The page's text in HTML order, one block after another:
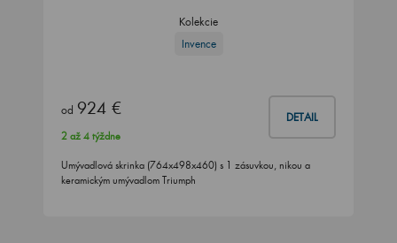
Kolekcie
Invence
od 924 € DETAIL
2 až 4 týždne
Umývadlová skrinka (764x498x460) s 1 zásuvkou, nikou a
keramickým umývadlom Triumph